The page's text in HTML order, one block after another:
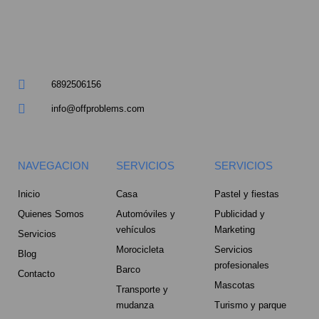
6892506156
info@offproblems.com
NAVEGACION
Inicio
Quienes Somos
Servicios
Blog
Contacto
SERVICIOS
Casa
Automóviles y
vehículos
Morocicleta
Barco
Transporte y
mudanza
SERVICIOS
Pastel y fiestas
Publicidad y
Marketing
Servicios
profesionales
Mascotas
Turismo y parque